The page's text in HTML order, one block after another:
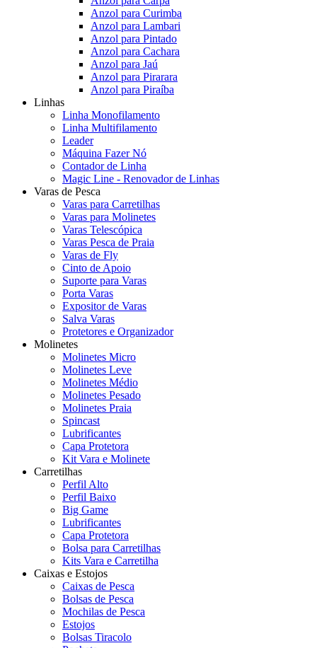
Anzol para Curimba
Anzol para Lambari
Anzol para Pintado
Anzol para Cachara
Anzol para Jaú
Anzol para Pirarara
Anzol para Piraíba
Linhas
Linha Monofilamento
Linha Multifilamento
Leader
Máquina Fazer Nó
Contador de Linha
Magic Line - Renovador de Linhas
Varas de Pesca
Varas para Carretilhas
Varas para Molinetes
Varas Telescópica
Varas Pesca de Praia
Varas de Fly
Cinto de Apoio
Suporte para Varas
Porta Varas
Expositor de Varas
Salva Varas
Protetores e Organizador
Molinetes
Molinetes Micro
Molinetes Leve
Molinetes Médio
Molinetes Pesado
Molinetes Praia
Spincast
Lubrificantes
Capa Protetora
Kit Vara e Molinete
Carretilhas
Perfil Alto
Perfil Baixo
Big Game
Lubrificantes
Capa Protetora
Bolsa para Carretilhas
Kits Vara e Carretilha
Caixas e Estojos
Caixas de Pesca
Bolsas de Pesca
Mochilas de Pesca
Estojos
Bolsas Tiracolo